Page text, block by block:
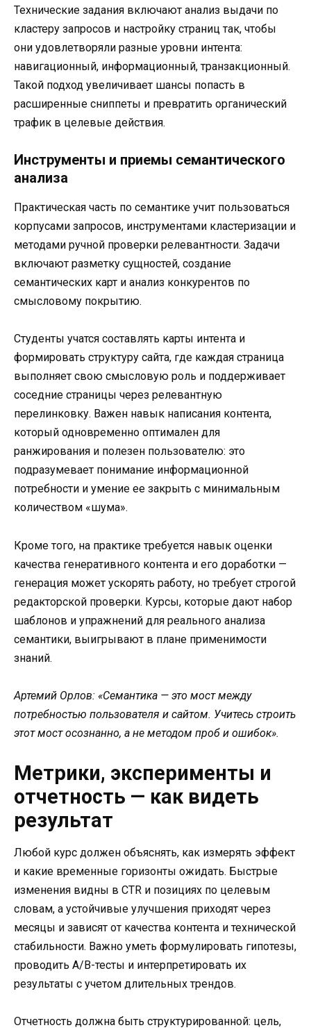
Технические задания включают анализ выдачи по
кластеру запросов и настройку страниц так, чтобы
они удовлетворяли разные уровни интента:
навигационный, информационный, транзакционный.
Такой подход увеличивает шансы попасть в
расширенные сниппеты и превратить органический
трафик в целевые действия.
Инструменты и приемы семантического
анализа
Практическая часть по семантике учит пользоваться
корпусами запросов, инструментами кластеризации и
методами ручной проверки релевантности. Задачи
включают разметку сущностей, создание
семантических карт и анализ конкурентов по
смысловому покрытию.
Студенты учатся составлять карты интента и
формировать структуру сайта, где каждая страница
выполняет свою смысловую роль и поддерживает
соседние страницы через релевантную
перелинковку. Важен навык написания контента,
который одновременно оптимален для
ранжирования и полезен пользователю: это
подразумевает понимание информационной
потребности и умение ее закрыть с минимальным
количеством «шума».
Кроме того, на практике требуется навык оценки
качества генеративного контента и его доработки —
генерация может ускорять работу, но требует строгой
редакторской проверки. Курсы, которые дают набор
шаблонов и упражнений для реального анализа
семантики, выигрывают в плане применимости
знаний.
Артемий Орлов: «Семантика — это мост между
потребностью пользователя и сайтом. Учитесь строить
этот мост осознанно, а не методом проб и ошибок».
Метрики, эксперименты и
отчетность — как видеть
результат
Любой курс должен объяснять, как измерять эффект
и какие временные горизонты ожидать. Быстрые
изменения видны в CTR и позициях по целевым
словам, а устойчивые улучшения приходят через
месяцы и зависят от качества контента и технической
стабильности. Важно уметь формулировать гипотезы,
проводить A/B-тесты и интерпретировать их
результаты с учетом длительных трендов.
Отчетность должна быть структурированной: цель,